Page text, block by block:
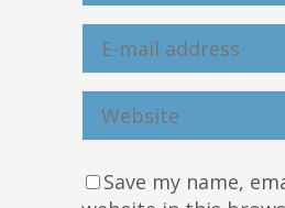
Save my name,